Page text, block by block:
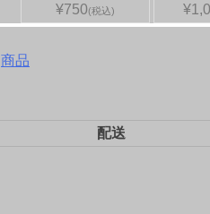
¥750(税込)
商品
配送